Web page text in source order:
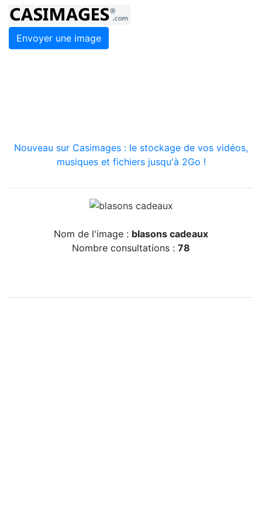
Envoyer une image
Nouveau sur Casimages : le stockage de vos vidéos,
musiques et fichiers jusqu'à 2Go !
Nom de l'image : blasons cadeaux
Nombre consultations : 78